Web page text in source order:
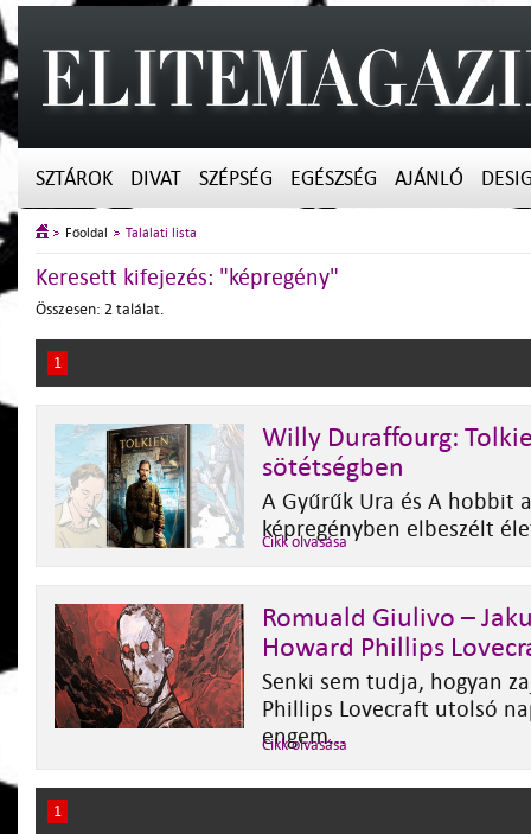
SZTÁROK DIVAT SZÉPSÉG EGÉSZSÉG AJÁNLÓ
Főoldal Találati lista
Keresett kifejezés: "képregény"
Összesen: 2 találat.
1
Willy Duraffourg:
sötétségben
A Gyűrűk Ura és A hobbit
képregényben elbeszélt
Cikk olvasása
Romuald Giulivo –
Howard Phillips
Senki sem tudja, hogyan
Phillips Lovecraft utolsó
engem...
Cikk olvasása
1